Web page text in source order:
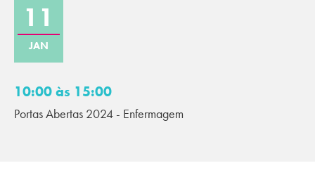
11
JAN
10:00 às 15:00
Portas Abertas 2024 - Enfermagem